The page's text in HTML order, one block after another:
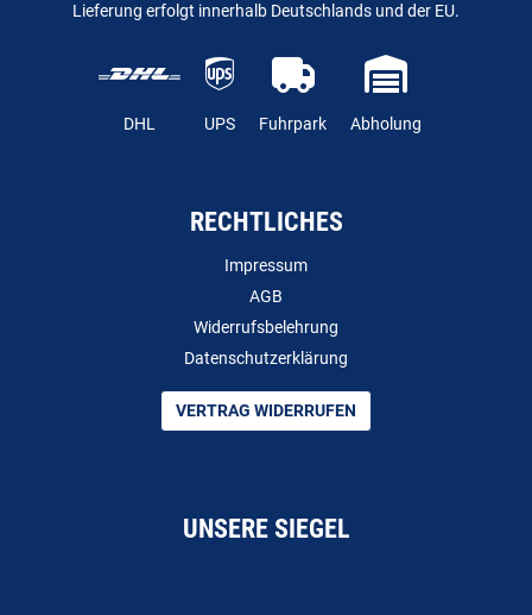
Lieferung erfolgt innerhalb Deutschlands und der EU.
DHL UPS Fuhrpark Abholung
RECHTLICHES
Impressum
AGB
Widerrufsbelehrung
Datenschutzerklärung
VERTRAG WIDERRUFEN
UNSERE SIEGEL